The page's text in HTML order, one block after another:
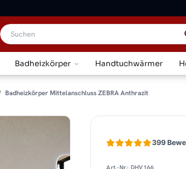
Badheizkörper Handtuchwärmer
Badheizkörper Mittelanschluss ZEBRA Anthrazit
399